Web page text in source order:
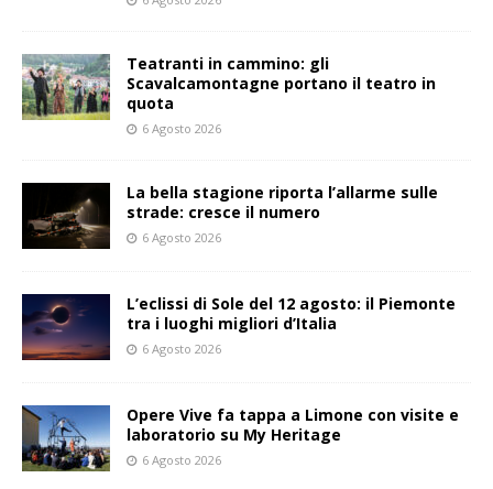
Teatranti in cammino: gli
Scavalcamontagne portano il teatro in
quota
6 Agosto 2026
La bella stagione riporta l’allarme sulle
strade: cresce il numero
6 Agosto 2026
L’eclissi di Sole del 12 agosto: il Piemonte
tra i luoghi migliori d’Italia
6 Agosto 2026
Opere Vive fa tappa a Limone con visite e
laboratorio su My Heritage
6 Agosto 2026